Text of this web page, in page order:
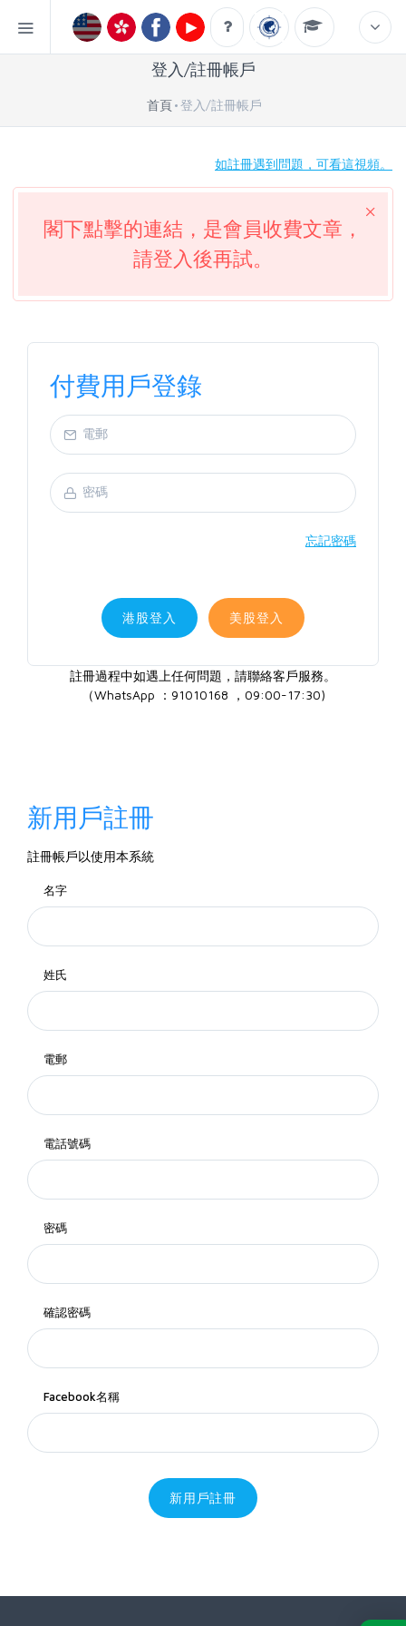
登入/註冊帳戶
首頁 登入/註冊帳戶
如註冊遇到問題，可看這視頻。
閣下點擊的連結，是會員收費文章，
請登入後再試。
付費用戶登錄
忘記密碼
港股登入 美股登入
註冊過程中如遇上任何問題，請聯絡客戶服務。
（WhatsApp ：91010168 ，09:00-17:30)
新用戶註冊
註冊帳戶以使用本系統
名字
姓氏
電郵
電話號碼
密碼
確認密碼
Facebook名稱
新用戶註冊